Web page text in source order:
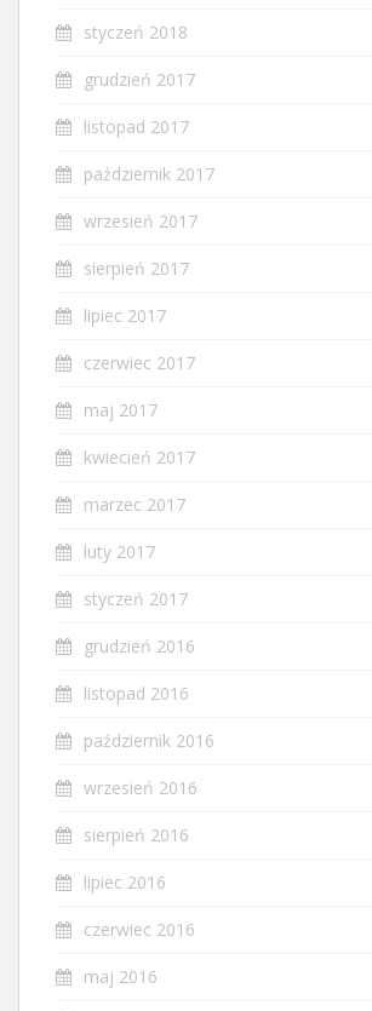
styczeń 2018
grudzień 2017
listopad 2017
październik 2017
wrzesień 2017
sierpień 2017
lipiec 2017
czerwiec 2017
maj 2017
kwiecień 2017
marzec 2017
luty 2017
styczeń 2017
grudzień 2016
listopad 2016
październik 2016
wrzesień 2016
sierpień 2016
lipiec 2016
czerwiec 2016
maj 2016